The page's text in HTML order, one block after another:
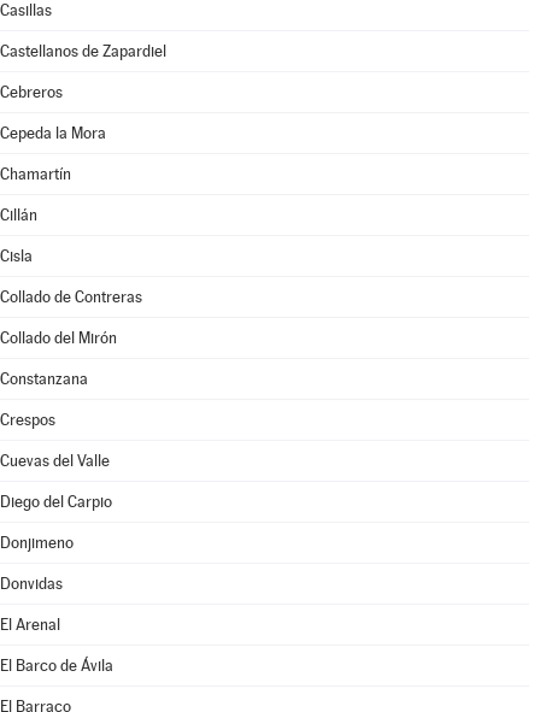
Casillas
Castellanos de Zapardiel
Cebreros
Cepeda la Mora
Chamartín
Cillán
Cisla
Collado de Contreras
Collado del Mirón
Constanzana
Crespos
Cuevas del Valle
Diego del Carpio
Donjimeno
Donvidas
El Arenal
El Barco de Ávila
El Barraco